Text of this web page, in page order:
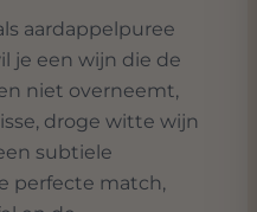
aardappelpuree
je een wijn die de
niet overneemt,
droge witte wijn
subtiele
perfecte match,